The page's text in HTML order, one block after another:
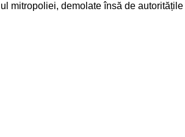
mitropoliei, demolate însă de